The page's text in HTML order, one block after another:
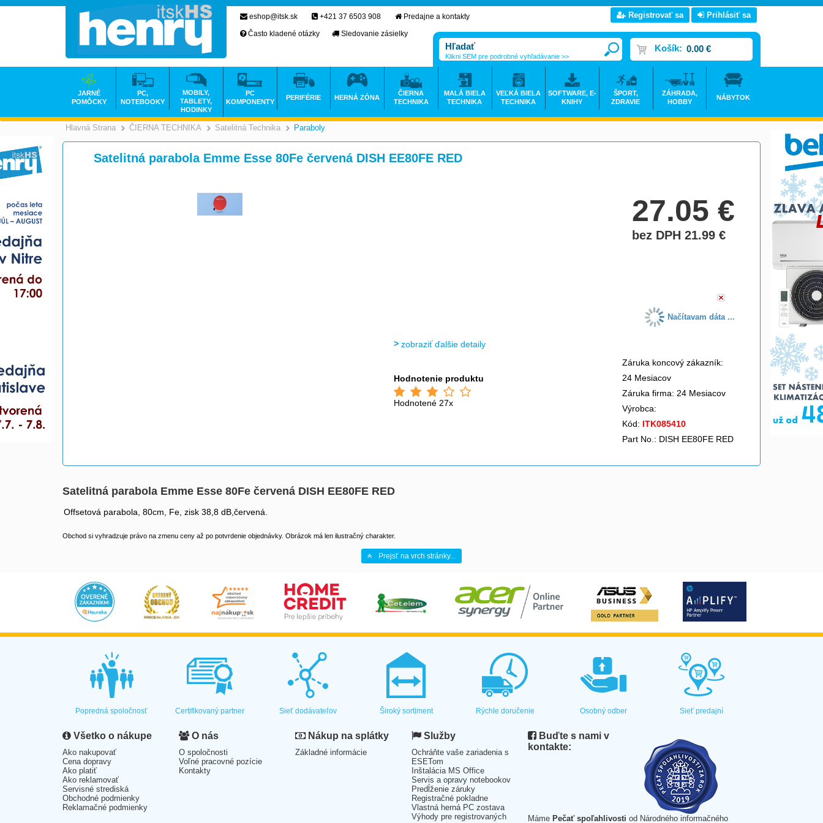
Hlavná Strana >
ČIERNA TECHNIKA >
Satelitná Technika >
Paraboly
Satelitná parabola Emme Esse 80Fe červená DISH EE80FE RED
27.05€
bez DPH 21.99€
Načítavam dáta ...
zobraziť ďalšie detaily
Hodnotenie produktu
Hodnotené 27x
Záruka koncový zákazník:
24 Mesiacov
Záruka firma: 24 Mesiacov
Výrobca:
Kód: ITK085410
Part No.: DISH EE80FE RED
Satelitná parabola Emme Esse 80Fe červená DISH EE80FE RED
Offsetová parabola, 80cm, Fe, zisk 38,8 dB,červená.
Obchod si vyhradzuje právo na zmenu ceny až po potvrdenie objednávky. Obrázok má len ilustračný charakter.
Prejsť na vrch stránky...
eshop@itsk.sk +421 37 6503 908
Predajne a kontakty
Často kladené otázky
Sledovanie zásielky
Registrovať sa Prihlásiť sa
Košík: 0.00 €
Klikni SEM pre podrobné vyhľadávanie >>
JARNÉ
POMÔCKY
PC,
NOTEBOOKY
MOBILY,
TABLETY,
HODINKY
PC
KOMPONENTY
PERIFÉRIE HERNÁ ZÓNA
ČIERNA
TECHNIKA
MALÁ BIELA
TECHNIKA
VEĽKÁ BIELA
TECHNIKA
SOFTWARE, E-
KNIHY
ŠPORT,
ZDRAVIE
ZÁHRADA,
HOBBY
NÁBYTOK
Popredná spoločnosť Certifikovaný partner Sieť dodávateľov Široký sortiment Rýchle doručenie Osobný odber Sieť predajní
Všetko o nákupe
Ako nakupovať
Cena dopravy
Ako platiť
Ako reklamovať
Servisné strediská
Obchodné podmienky
Reklamačné podmienky
O nás
O spoločnosti
Voľné pracovné pozície
Kontakty
Nákup na splátky
Základné informácie
Služby
Ochráňte vaše zariadenia s
ESETom
Inštalácia MS Office
Servis a opravy notebookov
Predĺženie záruky
Registračné pokladne
Vlastná herná PC zostava
Výhody pre registrovaných
Buďte s nami v
kontakte:
Máme Pečať spoľahlivosti od Národného informačného